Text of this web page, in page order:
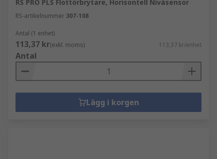
RS PRO PLS Flottörbrytare, Horisontell Nivåsensor
RS-artikelnummer 307-108
Antal (1 enhet)
113,37 kr(exkl. moms) 113,37 kr/enhet
Antal
Lägg i korgen